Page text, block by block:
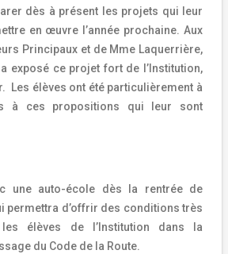
dès à présent les projets qui leur
en œuvre l’année prochaine. Aux
Principaux et de Mme Laquerrière,
exposé ce projet fort de l’Institution,
Les élèves ont été particulièrement à
à ces propositions qui leur sont
une auto-école dès la rentrée de
permettra d’offrir des conditions très
élèves de l’Institution dans la
du Code de la Route.